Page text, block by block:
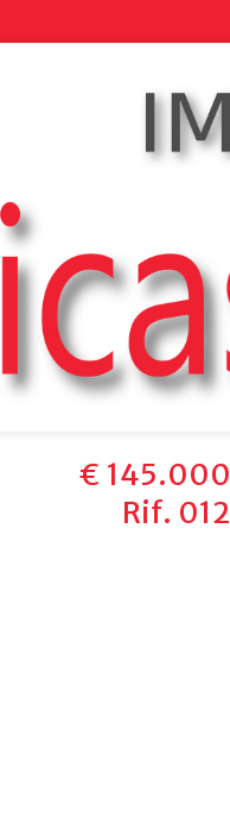
€ 145.000
Rif. 012